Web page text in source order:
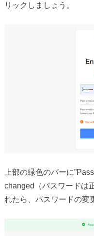
リックしましょう。
上部の緑色のバーに
changed（パスワードは
れたら、パスワードの変